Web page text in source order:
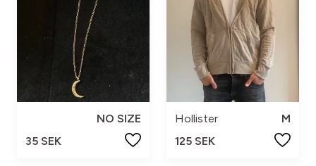
NO SIZE
35 SEK
Hollister
M
125 SEK